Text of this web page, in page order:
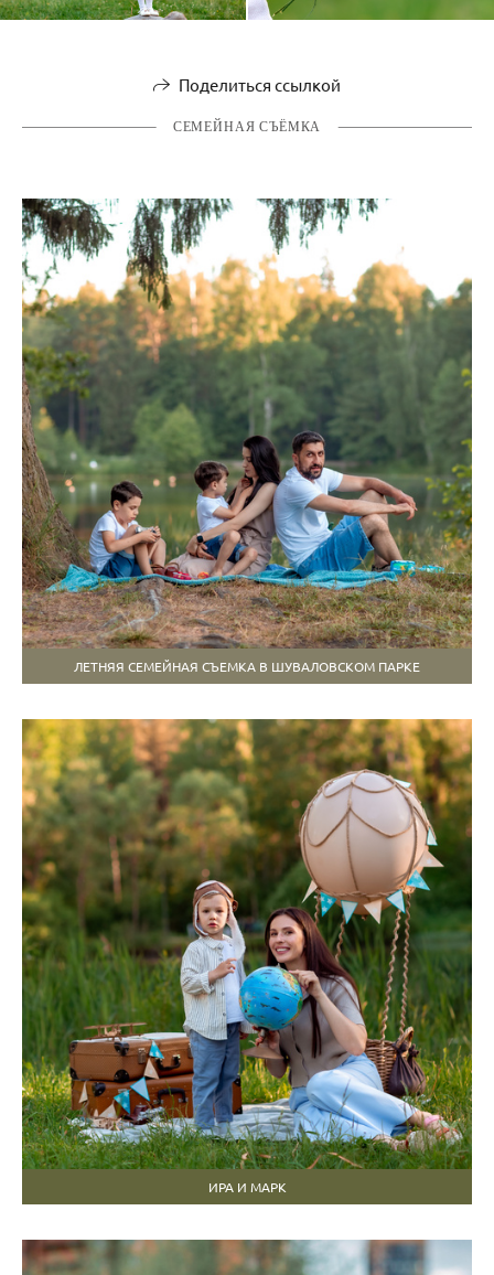
Поделиться ссылкой
СЕМЕЙНАЯ СЪЁМКА
ЛЕТНЯЯ СЕМЕЙНАЯ СЪЕМКА В ШУВАЛОВСКОМ ПАРКЕ
ИРА И МАРК